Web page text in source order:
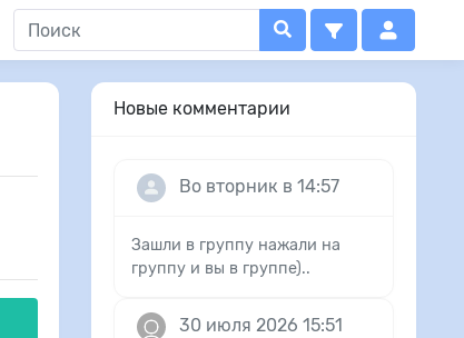
Новые комментарии
Во вторник в 14:57
Зашли в группу нажали на
группу и вы в группе)..
30 июля 2026 15:51